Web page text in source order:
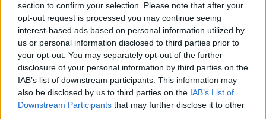
section to confirm your selection. Please note that after your
opt-out request is processed you may continue seeing
interest-based ads based on personal information utilized by
us or personal information disclosed to third parties prior to
your opt-out. You may separately opt-out of the further
disclosure of your personal information by third parties on the
IAB’s list of downstream participants. This information may
also be disclosed by us to third parties on the IAB’s List of
Downstream Participants that may further disclose it to other
Barcelona bringt die vernichtenden Niederlagen ihren
Gegner, wenn diese Mannschaft solche Möglichkeit hat. Wir
glauben, dass Barcelona Galatasaray mehr als auf 13 Punkte
gewinnt.
Das türkische Derby wird leistungsfähig.Fenerbahcewird in
Transition schießen versuchen,Anadolu Efes wird sich Mühe
geben, kleinwüchsigen Basketball zu spielen, aber die